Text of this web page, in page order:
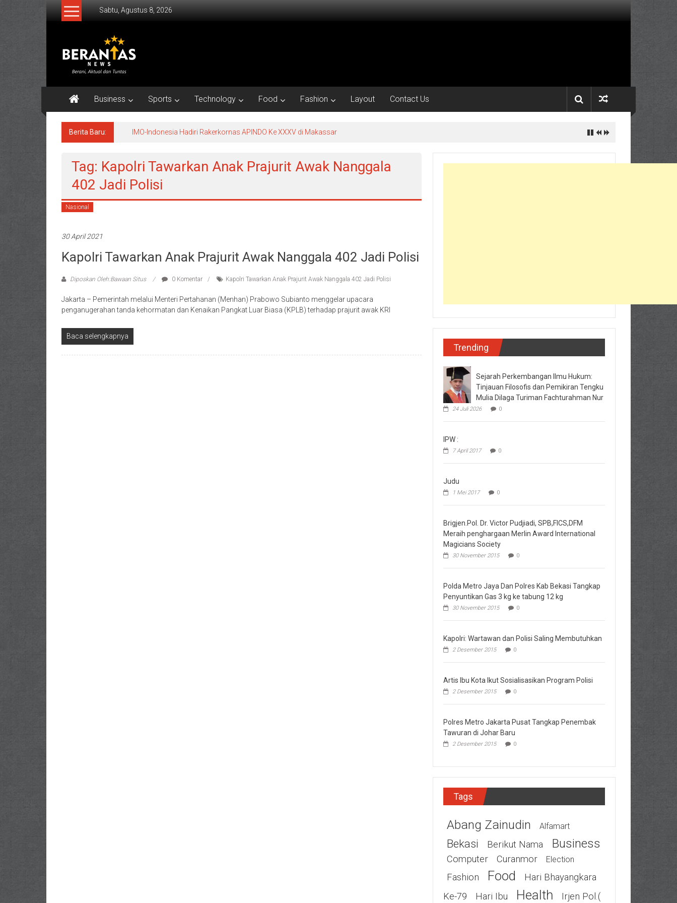
Lompat
Sabtu, Agustus 8, 2026
BERANTAS
NEWS
Tuntas.
Business Sports Technology Food Fashion Layout Contact Us
Berita Baru: IMO-Indonesia Hadiri Rakerkornas APINDO Ke XXXV di Makassar
Tag: Kapolri Tawarkan Anak Prajurit Awak Nanggala
402 Jadi Polisi
Nasional
30 April 2021
Kapolri Tawarkan Anak Prajurit Awak Nanggala 402 Jadi Polisi
Diposkan Oleh:Bawaan Situs 0 Komentar Kapolri Tawarkan Anak Prajurit Awak Nanggala 402 Jadi Polisi
Jakarta – Pemerintah melalui Menteri Pertahanan (Menhan) Prabowo Subianto menggelar upacara
penganugerahan tanda kehormatan dan Kenaikan Pangkat Luar Biasa (KPLB) terhadap prajurit awak KRI
Baca selengkapnya
Trending
Sejarah Perkembangan Ilmu Hukum:
Tinjauan Filosofis dan Pemikiran Tengku
Mulia Dilaga Turiman Fachturahman Nur
24 Juli 2026 0
IPW :
7 April 2017 0
Judu
1 Mei 2017 0
Brigjen.Pol. Dr. Victor Pudjiadi, SPB,FICS,DFM
Meraih penghargaan Merlin Award International
Magicians Society
30 November 2015 0
Polda Metro Jaya Dan Polres Kab Bekasi Tangkap
Penyuntikan Gas 3 kg ke tabung 12 kg
30 November 2015 0
Kapolri: Wartawan dan Polisi Saling Membutuhkan
2 Desember 2015 0
Artis Ibu Kota Ikut Sosialisasikan Program Polisi
2 Desember 2015 0
Polres Metro Jakarta Pusat Tangkap Penembak
Tawuran di Johar Baru
2 Desember 2015 0
Tags
Abang Zainudin Alfamart
Bekasi Berikut Nama Business
Computer Curanmor Election
Fashion Food
Hari Bhayangkara
Ke-79
Hari Ibu Health
Irjen Pol.(